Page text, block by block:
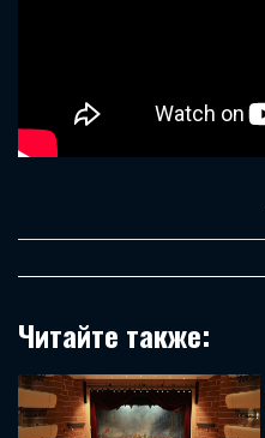
Читайте также: